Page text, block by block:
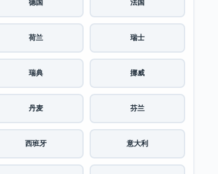
德国 法国
荷兰 瑞士
瑞典 挪威
丹麦 芬兰
西班牙 意大利